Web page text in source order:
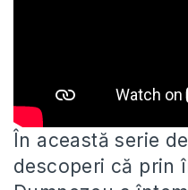
În această serie
descoperi că prin